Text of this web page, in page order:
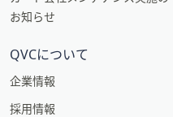
お知らせ
QVCについて
企業情報
採用情報